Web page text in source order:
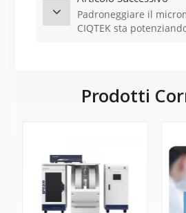
Padroneggiare il
CIQTEK sta
Prodotti